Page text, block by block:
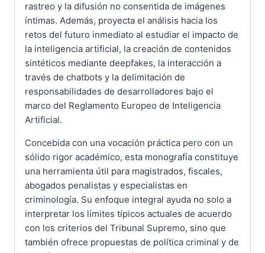
rastreo y la difusión no consentida de imágenes
íntimas. Además, proyecta el análisis hacia los
retos del futuro inmediato al estudiar el impacto de
la inteligencia artificial, la creación de contenidos
sintéticos mediante deepfakes, la interacción a
través de chatbots y la delimitación de
responsabilidades de desarrolladores bajo el
marco del Reglamento Europeo de Inteligencia
Artificial.
Concebida con una vocación práctica pero con un
sólido rigor académico, esta monografía constituye
una herramienta útil para magistrados, fiscales,
abogados penalistas y especialistas en
criminología. Su enfoque integral ayuda no solo a
interpretar los límites típicos actuales de acuerdo
con los criterios del Tribunal Supremo, sino que
también ofrece propuestas de política criminal y de